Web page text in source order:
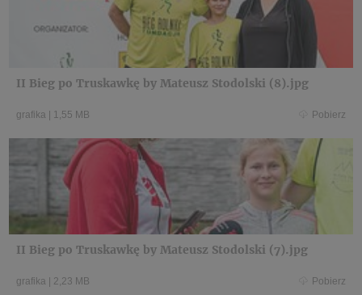
II Bieg po Truskawkę by Mateusz Stodolski (8).jpg
grafika 1,55 MB Pobierz
II Bieg po Truskawkę by Mateusz Stodolski (7).jpg
grafika 2,23 MB Pobierz